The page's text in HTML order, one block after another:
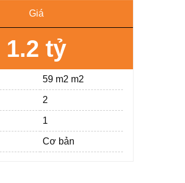
Giá
1.2 tỷ
59 m2 m2
2
1
Cơ bản